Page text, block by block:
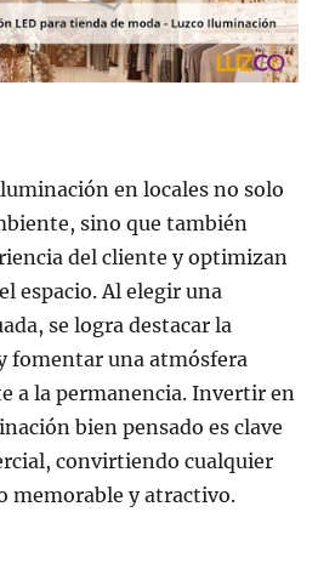
en locales no solo
sino que también
del cliente y optimizan
espacio. Al elegir una
se logra destacar la
fomentar una atmósfera
a la permanencia. Invertir en
bien pensado es clave
convirtiendo cualquier
memorable y atractivo.